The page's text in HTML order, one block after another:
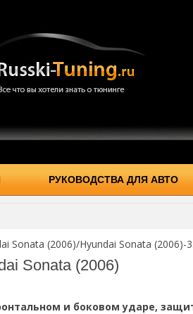
РУКОВОДСТВА ДЛЯ АВТО
Sonata (2006)/Hyundai Sonata (2006)-
Sonata (2006)
и боковом ударе,